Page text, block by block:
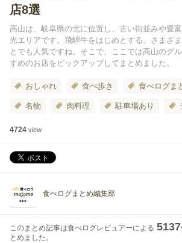
店8選
高山は、岐阜県の北に位置し、古い街並みや豊
光エリアです。飛騨牛をはじめとする、さまざ
とでも人気ですね。そこで、ここでは高山のグ
すめのお店をピックアップしてまとめました。
おしゃれ 食べ歩き 食べログま
名物 肉料理 駐車場あり
4724 view
食べログまとめ編集部
このまとめ記事は食べログレビュアーによる 5137
とめました。